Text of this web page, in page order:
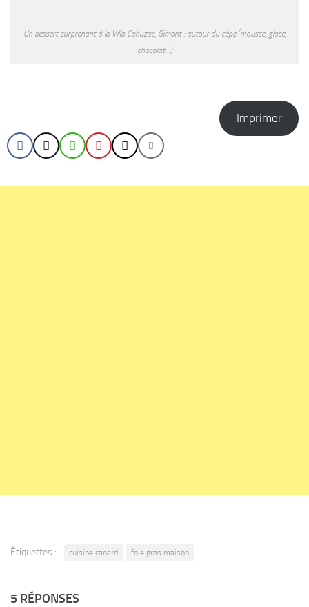
Un dessert surprenant à la Villa Cahuzac, Gimont : autour du cèpe (mousse, glace,
chocolat…)
Imprimer
Étiquettes : cuisine canard foie gras maison
5 RÉPONSES